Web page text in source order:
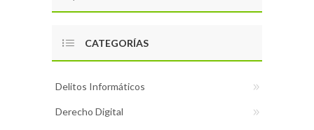
CATEGORÍAS
Delitos Informáticos
Derecho Digital